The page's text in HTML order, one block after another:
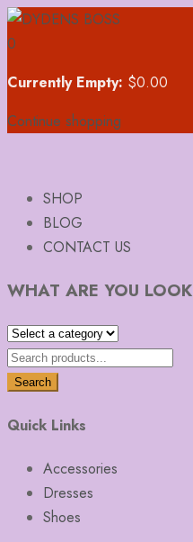
0
Currently Empty: $0.00
Continue shopping
SHOP
BLOG
CONTACT US
WHAT ARE YOU
Search
Quick Links
Accessories
Dresses
Shoes